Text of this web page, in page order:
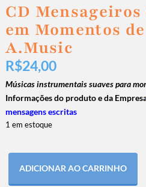
CD Mensageiros
em Momentos
A.Music
R$24,00
Músicas instrumentais suaves para
Informações do produto e da
mensagens escritas
1 em estoque
ADICIONAR AO CARRINHO